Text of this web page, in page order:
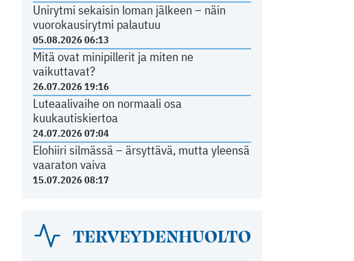
Unirytmi sekaisin loman jälkeen – näin
vuorokausirytmi palautuu
05.08.2026 06:13
Mitä ovat minipillerit ja miten ne
vaikuttavat?
26.07.2026 19:16
Luteaalivaihe on normaali osa
kuukautiskiertoa
24.07.2026 07:04
Elohiiri silmässä – ärsyttävä, mutta yleensä
vaaraton vaiva
15.07.2026 08:17
TERVEYDENHUOLTO